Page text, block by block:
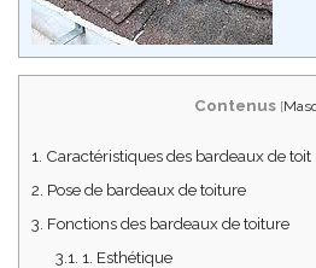
Contenus [
1. Caractéristiques des bardeaux de toit
2. Pose de bardeaux de toiture
3. Fonctions des bardeaux de toiture
3.1. 1. Esthétique